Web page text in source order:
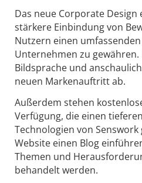
Das neue Corporate
stärkere Einbindung von
Nutzern einen
Unternehmen zu
Bildsprache und
neuen Markenauftritt ab.
Außerdem stehen
Verfügung, die einen
Technologien von
Website einen Blog
Themen und
behandelt werden.